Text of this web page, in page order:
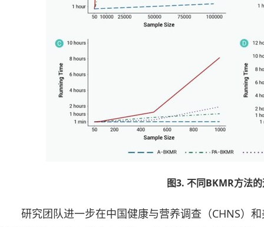
图3. 不同BKMR方法
研究团队进一步在中国健康与营养调查（CHNS）